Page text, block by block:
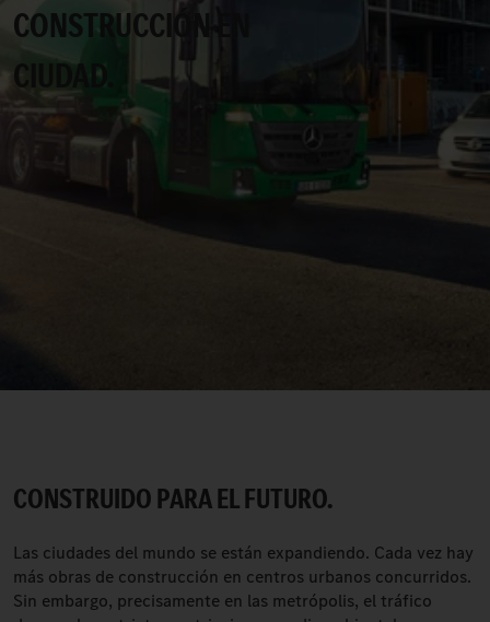
CONSTRUCCIÓN EN
CIUDAD.
CONSTRUIDO PARA EL FUTURO.
Las ciudades del mundo se están expandiendo. Cada vez hay
más obras de construcción en centros urbanos concurridos.
Sin embargo, precisamente en las metrópolis, el tráfico